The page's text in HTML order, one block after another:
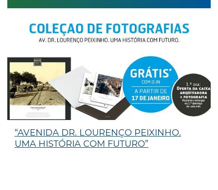
“AVENIDA DR. LOURENÇO PEIXINHO.
UMA HISTÓRIA COM FUTURO”